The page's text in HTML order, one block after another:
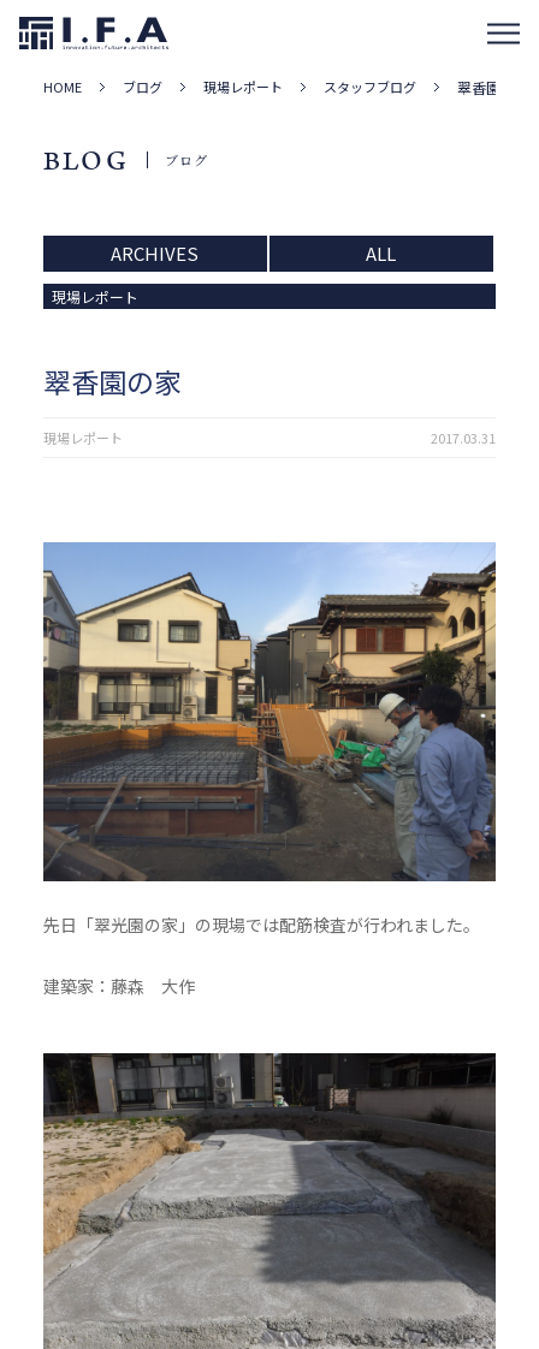
HOME ブログ 現場レポート スタッフブログ 翠香園の家
BLOG ブログ
ARCHIVES ALL
現場レポート
翠香園の家
現場レポート 2017.03.31
先日「翠光園の家」の現場では配筋検査が行われました。
建築家：藤森 大作